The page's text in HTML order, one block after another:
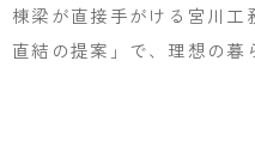
棟梁が直接手がける宮川工
直結の提案」で、理想の暮